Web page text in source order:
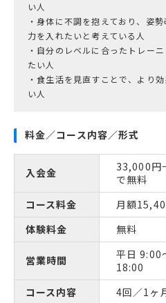
い人
・身体に不調を抱えており、姿
力を入れたいと考えている人
・自分のレベルに合ったトレー
たい人
・食生活を見直すことで、より
料金／コース内容／形式
入会金
33,000
で無料
コース料金
月額
体験料金
無料
営業時間
平日 9:00
18:00
コース内容
4回／1ヶ